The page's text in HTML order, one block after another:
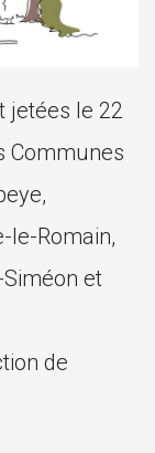
jetées le 22
Communes
le-Romain,
et
de